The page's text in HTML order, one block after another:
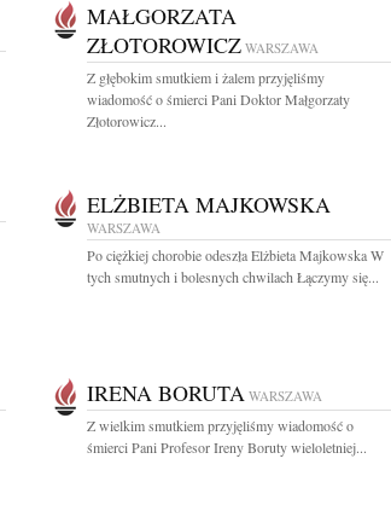
MAŁGORZATA
ZŁOTOROWICZ WARSZAWA
Z głębokim smutkiem i żalem przyjęliśmy
wiadomość o śmierci Pani Doktor Małgorzaty
Złotorowicz...
ELŻBIETA MAJKOWSKA
WARSZAWA
Po ciężkiej chorobie odeszła Elżbieta Majkowska W
tych smutnych i bolesnych chwilach Łączymy się...
IRENA BORUTA WARSZAWA
Z wielkim smutkiem przyjęliśmy wiadomość o
śmierci Pani Profesor Ireny Boruty wieloletniej...